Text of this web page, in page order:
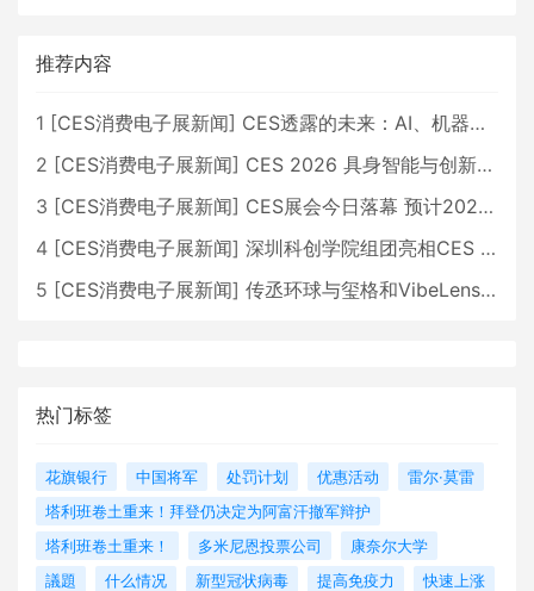
推荐内容
1 [CES消费电子展新闻] CES透露的未来：AI、机器人与智能生活大爆发
2 [CES消费电子展新闻] CES 2026 具身智能与创新领域 中国公司大放异彩
3 [CES消费电子展新闻] CES展会今日落幕 预计2026行业收入将超五千亿美元
4 [CES消费电子展新闻] 深圳科创学院组团亮相CES 广受好评
5 [CES消费电子展新闻] 传丞环球与玺格和VibeLens共同推出全新耳机
热门标签
花旗银行 中国将军 处罚计划 优惠活动
雷尔·莫雷
塔利班卷土重来！拜登仍决定为阿富汗撤军辩护
塔利班卷土重来！
多米尼恩投票公司
康奈尔大学
議題
什么情况 新型冠状病毒 提高免疫力
快速上涨